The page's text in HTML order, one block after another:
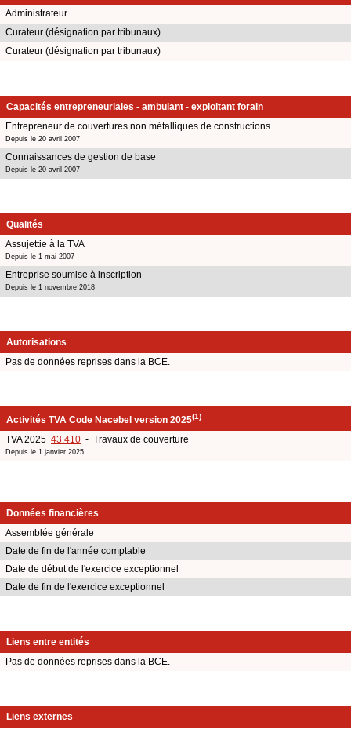
Administrateur
Curateur (désignation par tribunaux)
Curateur (désignation par tribunaux)
Capacités entrepreneuriales - ambulant - exploitant forain
Entrepreneur de couvertures non métalliques de constructions
Depuis le 20 avril 2007
Connaissances de gestion de base
Depuis le 20 avril 2007
Qualités
Assujettie à la TVA
Depuis le 1 mai 2007
Entreprise soumise à inscription
Depuis le 1 novembre 2018
Autorisations
Pas de données reprises dans la BCE.
Activités TVA Code Nacebel version 2025(1)
TVA 2025 43.410 - Travaux de couverture
Depuis le 1 janvier 2025
Données financières
Assemblée générale
Date de fin de l'année comptable
Date de début de l'exercice exceptionnel
Date de fin de l'exercice exceptionnel
Liens entre entités
Pas de données reprises dans la BCE.
Liens externes